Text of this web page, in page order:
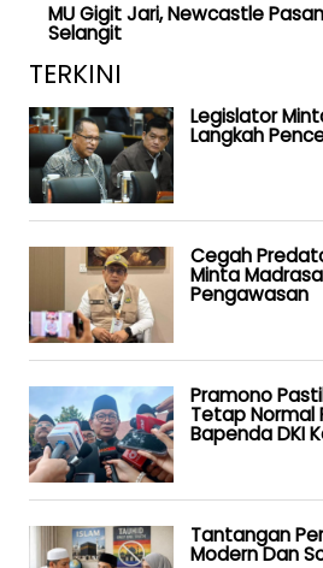
MU Gigit Jari, Newcastle
Selangit
TERKINI
Legislator
Langkah
Cegah
Minta
Pengawasan
Pramono
Tetap Normal
Bapenda DKI
Tantangan
Modern Dan